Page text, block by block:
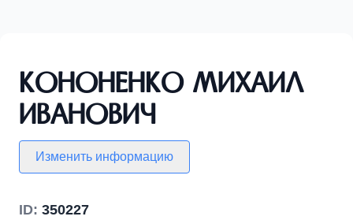
Кононенко Михаил
Иванович
Изменить информацию
ID: 350227